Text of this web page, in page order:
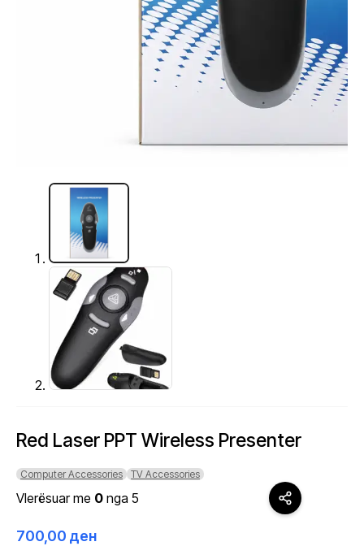
Red Laser PPT Wireless Presenter
Computer Accessories TV Accessories
Vlerësuar me 0 nga 5
700,00 ден